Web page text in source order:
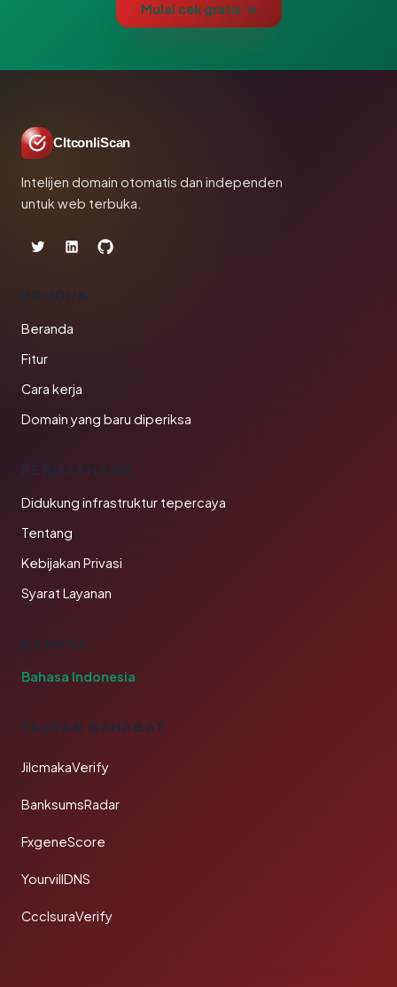
Mulai cek gratis →
CltconliScan
Intelijen domain otomatis dan independen
untuk web terbuka.
PRODUK
Beranda
Fitur
Cara kerja
Domain yang baru diperiksa
PERUSAHAAN
Didukung infrastruktur tepercaya
Tentang
Kebijakan Privasi
Syarat Layanan
BAHASA
Bahasa Indonesia
TAUTAN SAHABAT
JilcmakaVerify
BanksumsRadar
FxgeneScore
YourvillDNS
CcclsuraVerify